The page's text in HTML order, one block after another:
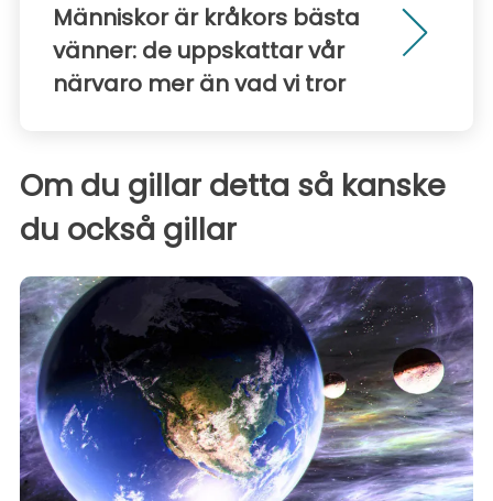
Människor är kråkors bästa
vänner: de uppskattar vår
närvaro mer än vad vi tror
Om du gillar detta så kanske
du också gillar